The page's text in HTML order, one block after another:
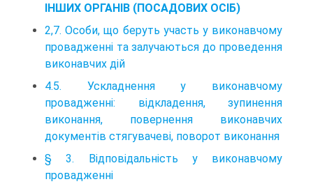
ІНШИХ ОРГАНІВ (ПОСАДОВИХ ОСІБ)
2,7. Особи, що беруть участь у виконавчому
провадженні та залучаються до проведення
виконавчих дій
4.5. Ускладнення у виконавчому
провадженні: відкладення, зупинення
виконання, повернення виконавчих
документів стягувачеві, поворот виконання
§ 3. Відповідальність у виконавчому
провадженні